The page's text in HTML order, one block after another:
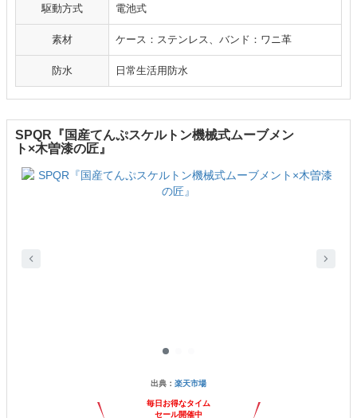
駆動方式 電池式
素材 ケース：ステンレス、バンド：ワニ革
防水 日常生活用防水
SPQR『国産てんぷスケルトン機械式ムーブメン
ト×木曽漆の匠』
出典： 楽天市場
毎日お得なタイム
セール開催中